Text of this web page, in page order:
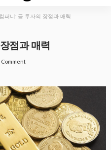
퍼니: 금 투자의 장점과 매력
점과 매력
Comment